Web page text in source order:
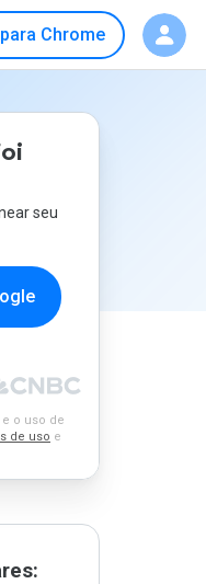
Chrome
seu
o uso de
de uso e